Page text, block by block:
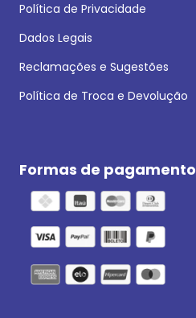
Política de Privacidade
Dados Legais
Reclamações e Sugestões
Política de Troca e Devolução
Formas de pagamento